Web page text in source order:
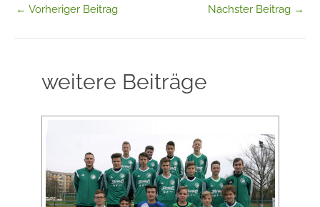
← Vorheriger Beitrag Nächster Beitrag →
weitere Beiträge